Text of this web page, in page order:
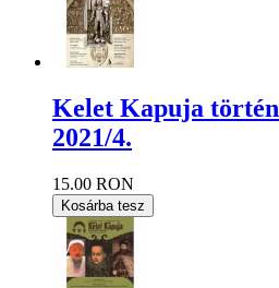
Kelet Kapuja
2021/4.
15.00 RON
Kosárba tesz